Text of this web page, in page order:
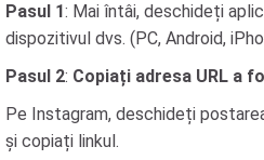
Pasul 1: Mai întâi, deschideți
dispozitivul dvs. (PC, Android,
Pasul 2: Copiați adresa URL a
Pe Instagram, deschideți
și copiați linkul.